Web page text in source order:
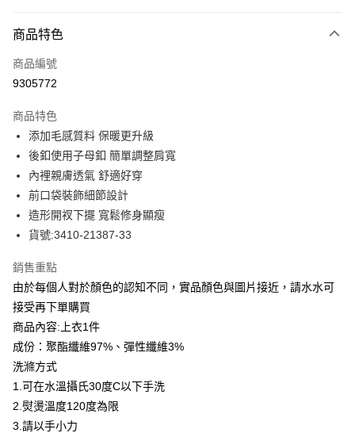
信用卡一次付款
信用卡分期付款
合作金庫商業銀行
華南商業銀行
上海商業儲蓄銀行
國泰世華商業銀行
臺灣中小企業銀行
匯豐（台灣）商業銀行
聯邦商業銀行
元大商業銀行
台新國際商業銀行
台灣樂天信用卡公司
LINE Pay
Apple Pay
街口支付
悠遊付
ATM付款
貨到付款
運送方式
付款後全家取貨
每筆NT$80，滿NT$399(含以上)免運費
付款後7-11取貨
商品特色
商品編號
9305772
商品特色
添加毛感質料 保暖更升級
後釦使用子母釦 簡單調整肩寬
內裡親膚透氣 舒適好穿
前口袋裝飾細節設計
造形開衩下擺 寬鬆修身顯瘦
貨號:3410-21387-33
銷售重點
由於每個人對於顏色的認知不同，實品顏色與圖片接近，請水水可
接受再下單購買
商品內容:上衣1件
成份：聚酯纖維97%、彈性纖維3%
洗滌方式
1.可在水溫攝氏30度C以下手洗
2.熨燙溫度120度為限
3.請以手小力